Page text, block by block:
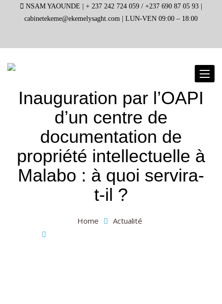
NSAM YAOUNDE | + 237 242 724 059 / +237 690 87 05 93 |
cabinetekeme@ekemelysaght.com | LUN-VEN 09:00 – 18:00
Inauguration par l’OAPI
d’un centre de
documentation de
propriété intellectuelle à
Malabo : à quoi servira-
t-il ?
Home
Actualité